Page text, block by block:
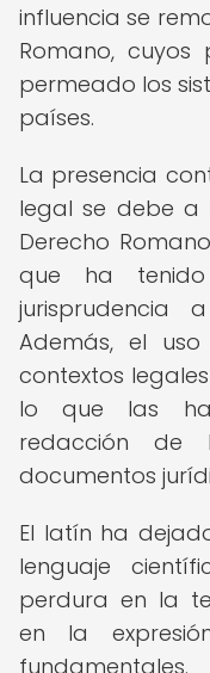
influencia se
Romano,
permeado los
países.
La presencia
legal se debe a
Derecho
que ha
Además, el
contextos
lo que las
redacción de
documentos
El latín ha
lenguaje
perdura en la
en la
fundamentales.